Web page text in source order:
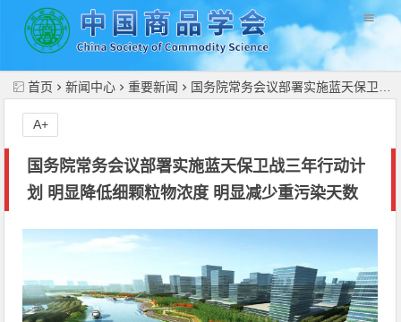
首页 新闻中心 重要新闻 国务院常务会议部署实施蓝天保卫战三年行动计划 明显降低细颗粒物浓度 明显减少重污染天数
国务院常务会议部署实施蓝天保卫战三年行动计
划 明显降低细颗粒物浓度 明显减少重污染天数
A+